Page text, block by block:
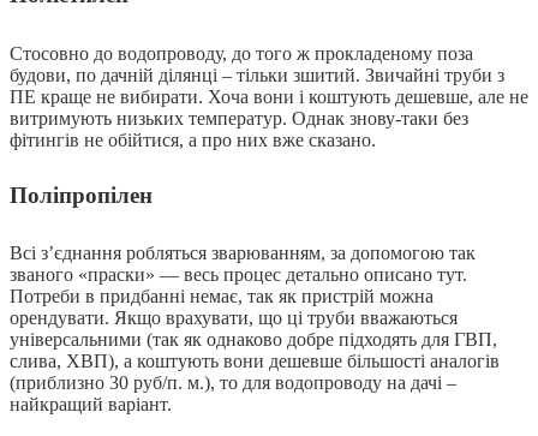
Стосовно до водопроводу, до того ж прокладеному поза
будови, по дачній ділянці – тільки зшитий. Звичайні труби з
ПЕ краще не вибирати. Хоча вони і коштують дешевше, але не
витримують низьких температур. Однак знову-таки без
фітингів не обійтися, а про них вже сказано.
Поліпропілен
Всі з’єднання робляться зварюванням, за допомогою так
званого «праски» — весь процес детально описано тут.
Потреби в придбанні немає, так як пристрій можна
орендувати. Якщо врахувати, що ці труби вважаються
універсальними (так як однаково добре підходять для ГВП,
слива, ХВП), а коштують вони дешевше більшості аналогів
(приблизно 30 руб/п. м.), то для водопроводу на дачі –
найкращий варіант.